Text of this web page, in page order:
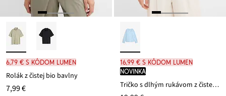
6,79 € s kódom LUMEN
Rolák z čistej bio bavlny
7,99 €
16,99 € s kódom LUMEN
novinka
Tričko s dlhým rukávom z čistej bio bavlny